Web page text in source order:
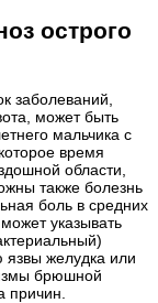
острого
заболеваний,
может быть
мальчика с
время
области,
также болезнь
боль в средних
указывать
желудка или
брюшной
причин.